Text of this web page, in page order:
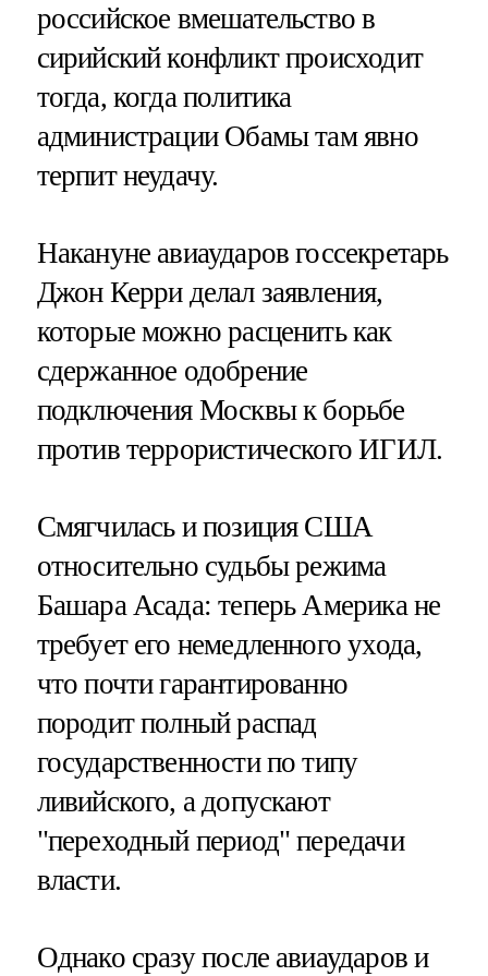
российское вмешательство в
сирийский конфликт происходит
тогда, когда политика
администрации Обамы там явно
терпит неудачу.
Накануне авиаударов госсекретарь
Джон Керри делал заявления,
которые можно расценить как
сдержанное одобрение
подключения Москвы к борьбе
против террористического ИГИЛ.
Смягчилась и позиция США
относительно судьбы режима
Башара Асада: теперь Америка не
требует его немедленного ухода,
что почти гарантированно
породит полный распад
государственности по типу
ливийского, а допускают
"переходный период" передачи
власти.
Однако сразу после авиаударов и